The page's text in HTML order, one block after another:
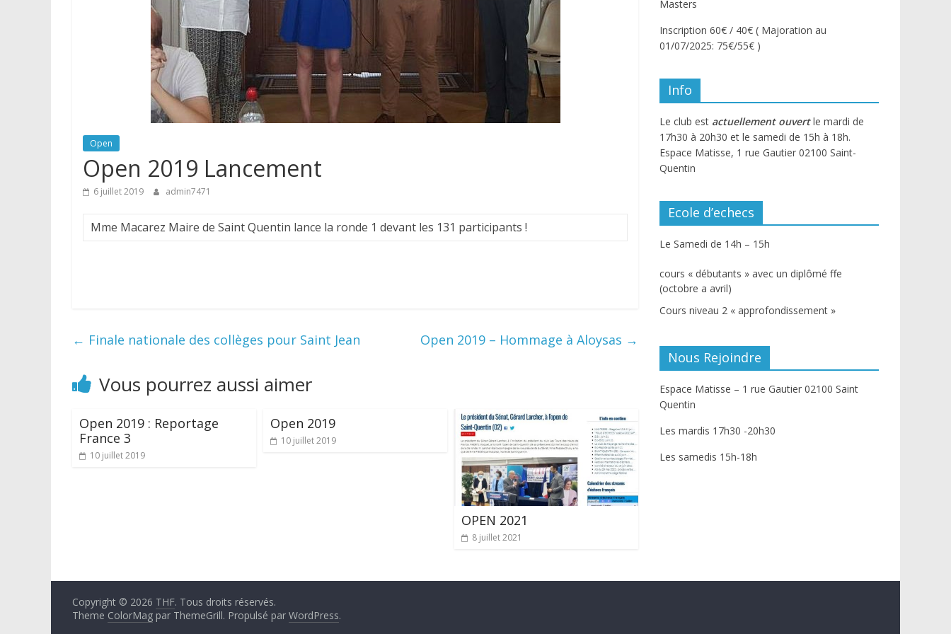
Open
Open 2019 Lancement
6 juillet 2019 admin7471
Mme Macarez Maire de Saint Quentin lance la ronde 1 devant les 131 participants !
← Finale nationale des collèges pour Saint Jean Open 2019 – Hommage à Aloysas →
Vous pourrez aussi aimer
Open 2019 : Reportage
France 3
10 juillet 2019
Open 2019
10 juillet 2019
OPEN 2021
8 juillet 2021
Masters
Inscription 60€ / 40€ ( Majoration au
01/07/2025: 75€/55€ )
Info
Le club est actuellement ouvertle mardi de
17h30 à 20h30 et le samedi de 15h à 18h.
Espace Matisse, 1 rue Gautier 02100 Saint-
Quentin
Ecole d’echecs
Le Samedi de 14h – 15h
cours « débutants » avec un diplômé ffe
(octobre a avril)
Cours niveau 2 « approfondissement »
Nous Rejoindre
Espace Matisse – 1 rue Gautier 02100 Saint
Quentin
Les mardis 17h30 -20h30
Les samedis 15h-18h
Copyright © 2026 THF. Tous droits réservés.
Theme ColorMag par ThemeGrill. Propulsé par WordPress.